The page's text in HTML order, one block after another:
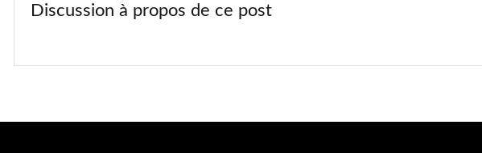
Discussion à propos de ce post